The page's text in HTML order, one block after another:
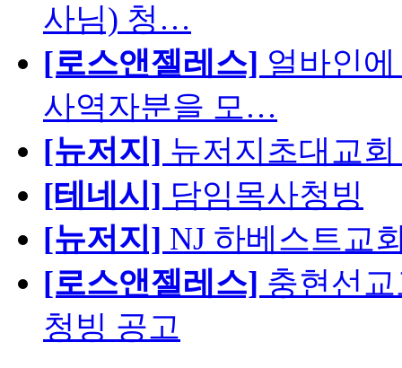
사님) 청…
[로스앤젤레스] 얼바인
사역자분을 모…
[뉴저지] 뉴저지초대교
[테네시] 담임목사청빙
[뉴저지] NJ 하베스트교
[로스앤젤레스] 충현선
청빙 공고